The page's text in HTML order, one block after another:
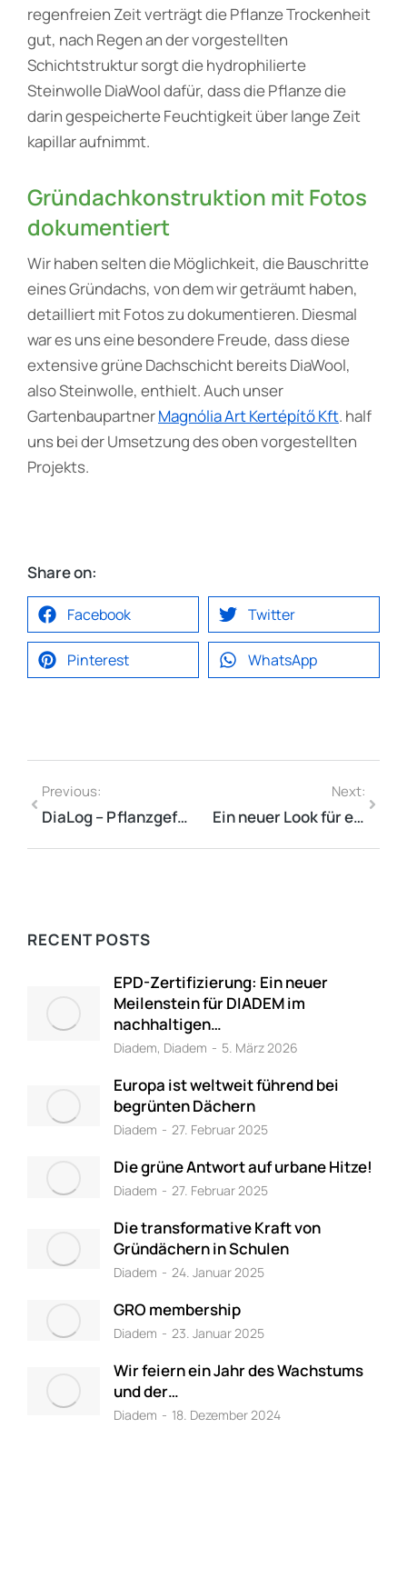
regenfreien Zeit verträgt die Pflanze Trockenheit
gut, nach Regen an der vorgestellten
Schichtstruktur sorgt die hydrophilierte
Steinwolle DiaWool dafür, dass die Pflanze die
darin gespeicherte Feuchtigkeit über lange Zeit
kapillar aufnimmt.
Gründachkonstruktion mit Fotos
dokumentiert
Wir haben selten die Möglichkeit, die Bauschritte
eines Gründachs, von dem wir geträumt haben,
detailliert mit Fotos zu dokumentieren. Diesmal
war es uns eine besondere Freude, dass diese
extensive grüne Dachschicht bereits DiaWool,
also Steinwolle, enthielt. Auch unser
GartenbaupartnerMagnólia Art Kertépítő Kft. half
uns bei der Umsetzung des oben vorgestellten
Projekts.
Share on:
Facebook Twitter
Pinterest WhatsApp
Previous:
DiaLog – Pflanzgefäßfamilie für den Außen
Next:
Ein neuer Look für einen neuen Meilenstein
RECENT POSTS
EPD-Zertifizierung: Ein neuer
Meilenstein für DIADEM im
nachhaltigen…
Diadem, Diadem 5. März 2026
Europa ist weltweit führend bei
begrünten Dächern
Diadem 27. Februar 2025
Die grüne Antwort auf urbane Hitze!
Diadem 27. Februar 2025
Die transformative Kraft von
Gründächern in Schulen
Diadem 24. Januar 2025
GRO membership
Diadem 23. Januar 2025
Wir feiern ein Jahr des Wachstums
und der…
Diadem 18. Dezember 2024